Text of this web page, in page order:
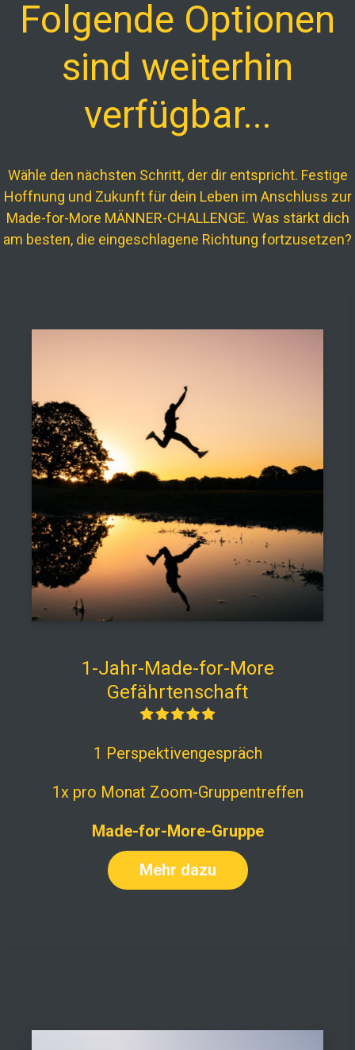
Folgende Optionen
sind weiterhin
verfügbar...
Wähle den nächsten Schritt, der dir entspricht. Festige
Hoffnung und Zukunft für dein Leben im Anschluss zur
Made-for-More MÄNNER-CHALLENGE. Was stärkt dich
am besten, die eingeschlagene Richtung fortzusetzen?
1-Jahr-Made-for-More
Gefährtenschaft
1 Perspektivengespräch
1x pro Monat Zoom-Gruppentreffen
Made-for-More-Gruppe
Mehr dazu